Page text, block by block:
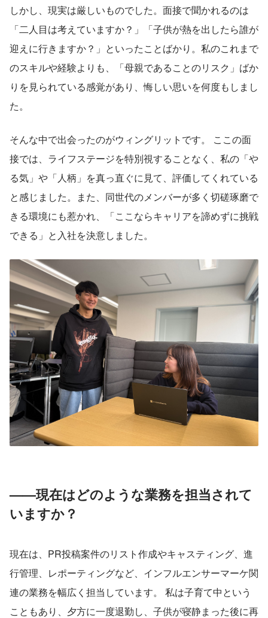
しかし、現実は厳しいものでした。面接で聞かれるのは
「二人目は考えていますか？」「子供が熱を出したら誰が
迎えに行きますか？」といったことばかり。私のこれまで
のスキルや経験よりも、「母親であることのリスク」ばか
りを見られている感覚があり、悔しい思いを何度もしまし
た。
そんな中で出会ったのがウィングリットです。 ここの面
接では、ライフステージを特別視することなく、私の「や
る気」や「人柄」を真っ直ぐに見て、評価してくれている
と感じました。また、同世代のメンバーが多く切磋琢磨で
きる環境にも惹かれ、「ここならキャリアを諦めずに挑戦
できる」と入社を決意しました。
——現在はどのような業務を担当されて
いますか？
現在は、PR投稿案件のリスト作成やキャスティング、進
行管理、レポーティングなど、インフルエンサーマーケ関
連の業務を幅広く担当しています。 私は子育て中という
こともあり、夕方に一度退勤し、子供が寝静まった後に再